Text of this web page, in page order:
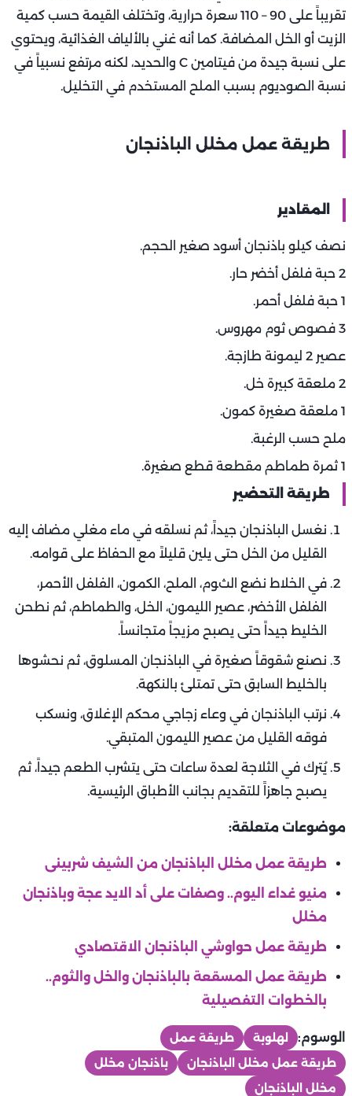
تقريباً على 90 – 110 سعرة حرارية، وتختلف القيمة حسب كمية
الزيت أو الخل المضافة. كما أنه غني بالألياف الغذائية، ويحتوي
على نسبة جيدة من فيتامين C والحديد، لكنه مرتفع نسبياً في
نسبة الصوديوم بسبب الملح المستخدم في التخليل.
طريقة عمل مخلل الباذنجان
المقادير
نصف كيلو باذنجان أسود صغير الحجم.
2 حبة فلفل أخضر حار.
1 حبة فلفل أحمر.
3 فصوص ثوم مهروس.
عصير 2 ليمونة طازجة.
2 ملعقة كبيرة خل.
1 ملعقة صغيرة كمون.
ملح حسب الرغبة.
1 ثمرة طماطم مقطعة قطع صغيرة.
طريقة التحضير
نغسل الباذنجان جيداً، ثم نسلقه في ماء مغلي مضاف إليه
القليل من الخل حتى يلين قليلاً مع الحفاظ على قوامه.
في الخلاط نضع الثوم، الملح، الكمون، الفلفل الأحمر،
الفلفل الأخضر، عصير الليمون، الخل، والطماطم، ثم نطحن
الخليط جيداً حتى يصبح مزيجاً متجانساً.
نصنع شقوقاً صغيرة في الباذنجان المسلوق، ثم نحشوها
بالخليط السابق حتى تمتلئ بالنكهة.
نرتب الباذنجان في وعاء زجاجي محكم الإغلاق، ونسكب
فوقه القليل من عصير الليمون المتبقي.
يُترك في الثلاجة لعدة ساعات حتى يتشرب الطعم جيداً، ثم
يصبح جاهزاً للتقديم بجانب الأطباق الرئيسية.
موضوعات متعلقة:
طريقة عمل مخلل الباذنجان من الشيف شربينى
منيو غداء اليوم.. وصفات على أد الايد عجة وباذنجان
مخلل
طريقة عمل حواوشي الباذنجان الاقتصادي
طريقة عمل المسقعة بالباذنجان والخل والثوم..
بالخطوات التفصيلية
الوسوم: لهلوبة
طريقة عمل
طريقة عمل مخلل الباذنجان
باذنجان مخلل
مخلل الباذنجان